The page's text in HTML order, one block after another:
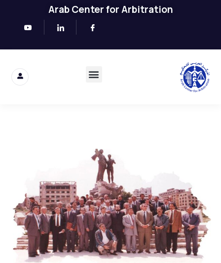
Arab Center for Arbitration